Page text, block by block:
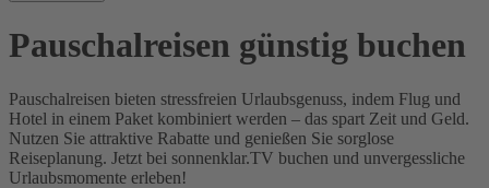
Pauschalreisen günstig buchen
Pauschalreisen bieten stressfreien Urlaubsgenuss, indem Flug und
Hotel in einem Paket kombiniert werden – das spart Zeit und Geld.
Nutzen Sie attraktive Rabatte und genießen Sie sorglose
Reiseplanung. Jetzt bei sonnenklar.TV buchen und unvergessliche
Urlaubsmomente erleben!